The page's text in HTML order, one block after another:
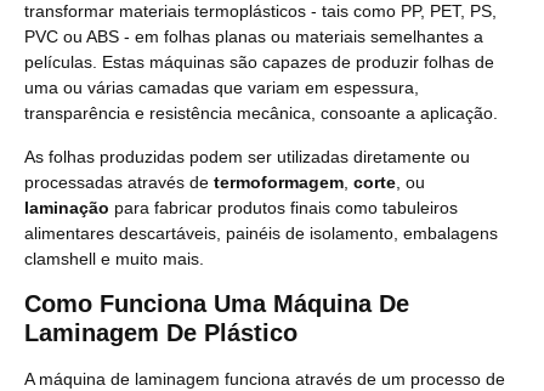
transformar materiais termoplásticos - tais como PP, PET, PS,
PVC ou ABS - em folhas planas ou materiais semelhantes a
películas. Estas máquinas são capazes de produzir folhas de
uma ou várias camadas que variam em espessura,
transparência e resistência mecânica, consoante a aplicação.
As folhas produzidas podem ser utilizadas diretamente ou
processadas através de termoformagem corte , ou
laminação para fabricar produtos finais como tabuleiros
alimentares descartáveis, painéis de isolamento, embalagens
clamshell e muito mais.
Como Funciona Uma Máquina De
Laminagem De Plástico
A máquina de laminagem funciona através de um processo de